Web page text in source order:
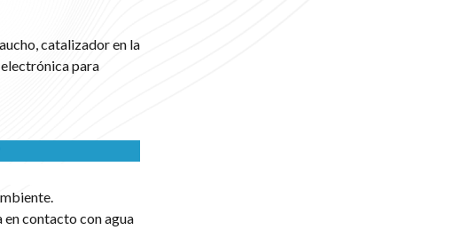
catalizador en la
para
en contacto con agua